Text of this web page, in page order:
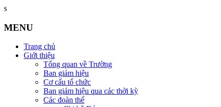
s
MENU
Trang chủ
Giới thiệu
Tổng quan về Trường
Ban giám hiệu
Cơ cấu tổ chức
Ban giám hiệu qua các thời kỳ
Các đoàn thể